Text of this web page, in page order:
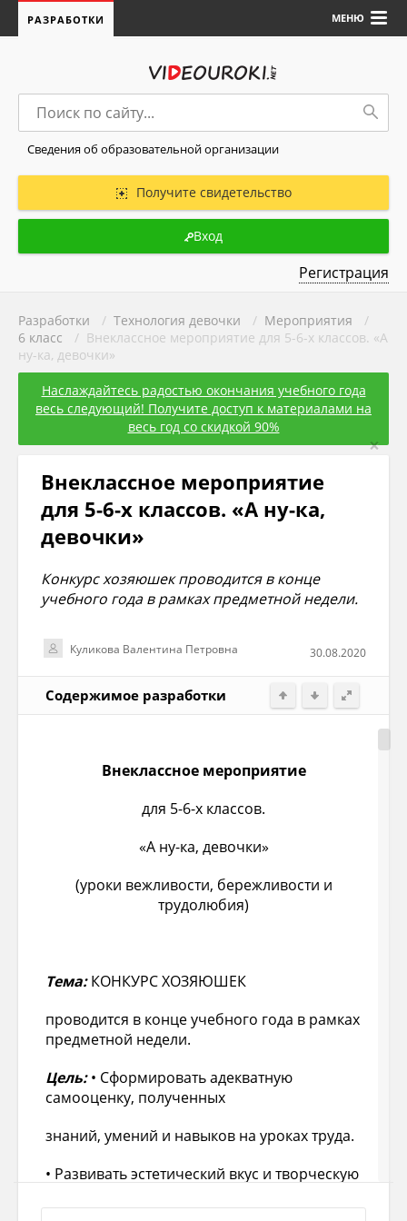
МЕНЮ
РАЗРАБОТКИ
Сведения об образовательной организации
Получите свидетельство
Вход
Регистрация
Разработки / Технология девочки / Мероприятия
/
6 класс
/ Внеклассное мероприятие для 5-6-х классов. «А
ну-ка, девочки»
Наслаждайтесь радостью окончания учебного года
весь следующий! Получите доступ к материалами на
весь год со скидкой 90%
×
Внеклассное мероприятие
для 5-6-х классов. «А ну-ка,
девочки»
Конкурс хозяюшек проводится в конце
учебного года в рамках предметной недели.
Куликова Валентина Петровна 30.08.2020
Содержимое разработки
Внеклассное мероприятие
для 5-6-х классов.
«А ну-ка, девочки»
(уроки вежливости, бережливости и
трудолюбия)
Тема: КОНКУРС ХОЗЯЮШЕК
проводится в конце учебного года в рамках
предметной недели.
Цель: • Сформировать адекватную
самооценку, полученных
знаний, умений и навыков на уроках труда.
• Развивать эстетический вкус и творческую